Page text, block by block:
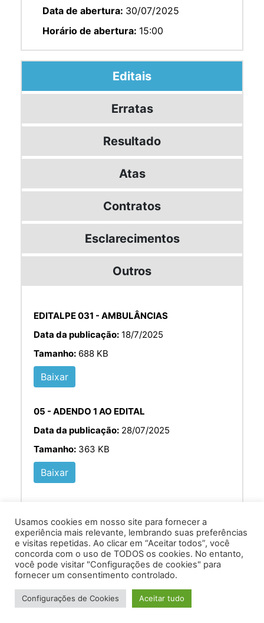
Data de abertura: 30/07/2025
Horário de abertura: 15:00
Editais
Erratas
Resultado
Atas
Contratos
Esclarecimentos
Outros
EDITALPE 031 - AMBULÂNCIAS
Data da publicação: 18/7/2025
Tamanho: 688 KB
Baixar
05 - ADENDO 1 AO EDITAL
Data da publicação: 28/07/2025
Tamanho: 363 KB
Baixar
Av. Prof. Armando Alves da Silva, nº 1950 - Zacarias,
Caratinga - MG - 35302-403 / Tel: (33) 3329 8000
Desenvolvido por VersaTec
Usamos cookies em nosso site para fornecer a
experiência mais relevante, lembrando suas preferências
e visitas repetidas. Ao clicar em “Aceitar todos”, você
concorda com o uso de TODOS os cookies. No entanto,
você pode visitar "Configurações de cookies" para
fornecer um consentimento controlado.
Configurações de Cookies Aceitar tudo